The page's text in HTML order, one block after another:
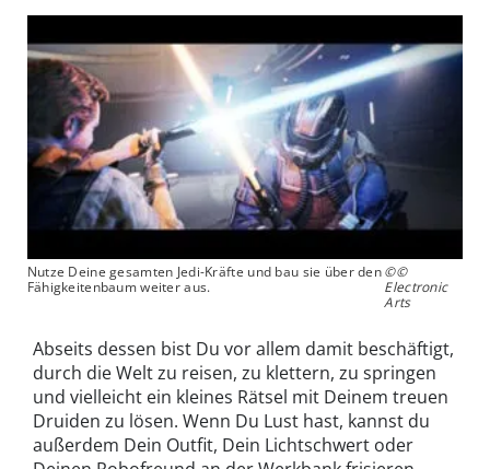
Nutze Deine gesamten Jedi-Kräfte und bau sie über den
Fähigkeitenbaum weiter aus.
©©
Electronic
Arts
Abseits dessen bist Du vor allem damit beschäftigt,
durch die Welt zu reisen, zu klettern, zu springen
und vielleicht ein kleines Rätsel mit Deinem treuen
Druiden zu lösen. Wenn Du Lust hast, kannst du
außerdem Dein Outfit, Dein Lichtschwert oder